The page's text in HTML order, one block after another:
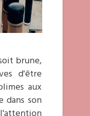
brune,
d'être
aux
dans son